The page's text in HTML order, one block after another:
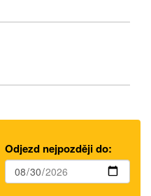
Odjezd nejpozději do: